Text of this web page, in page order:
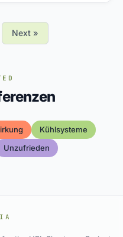
Next »
Kühlsysteme
Unzufrieden